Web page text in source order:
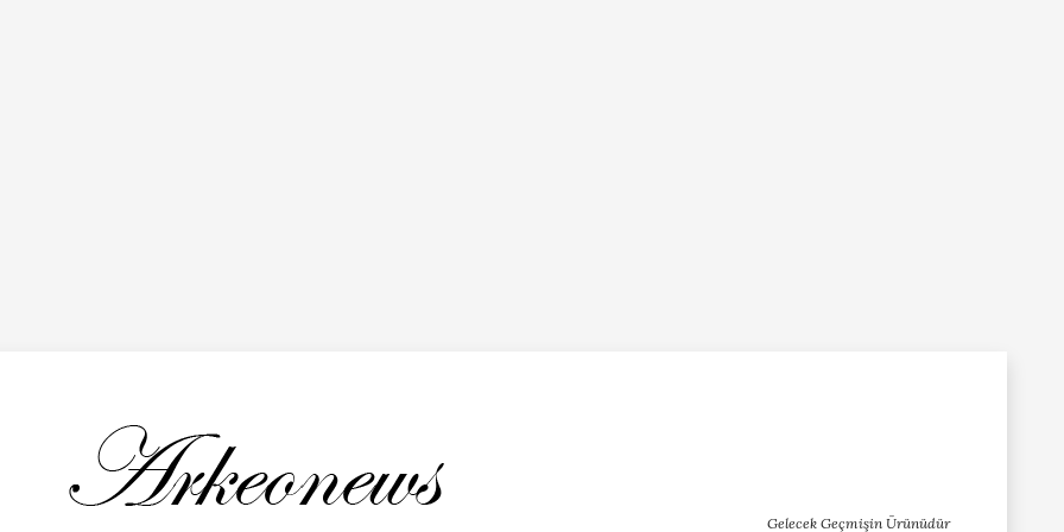
Gelecek Geçmişin Ürünüdür